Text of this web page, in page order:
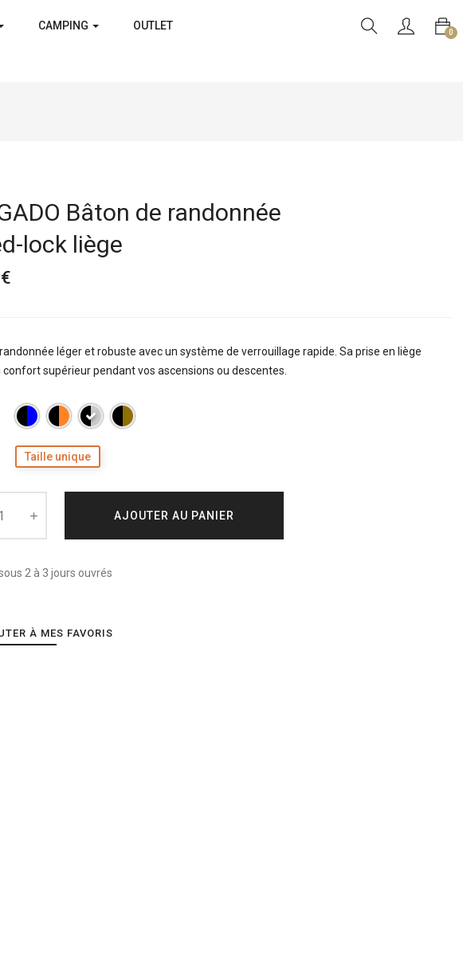
CAMPING OUTLET
0
Bâton de randonnée
lock liège
léger et robuste avec un système de verrouillage rapide. Sa prise en liège
confort supérieur pendant vos ascensions ou descentes.
Taille unique
AJOUTER AU PANIER
2 à 3 jours ouvrés
À MES FAVORIS